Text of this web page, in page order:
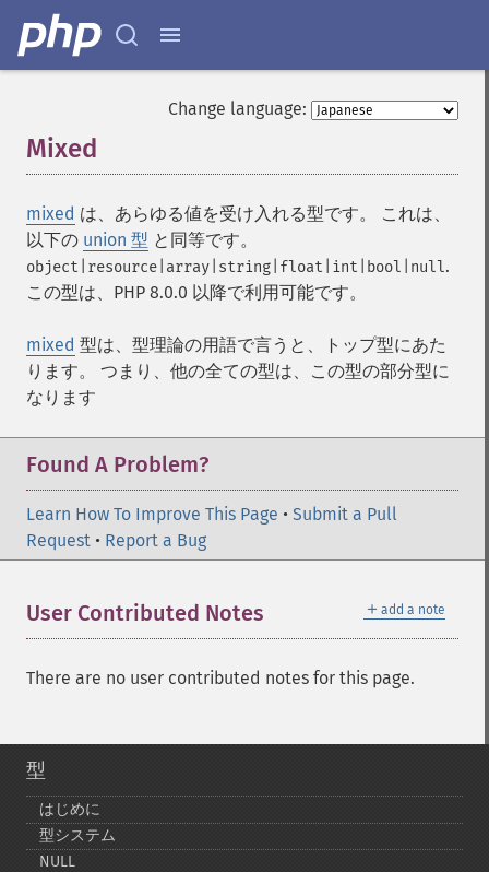
Change language:
Mixed
mixed は、あらゆる値を受け入れる型です。 これは、
以下の union 型 と同等です。
object|resource|array|string|float|int|bool|null.
この型は、PHP 8.0.0 以降で利用可能です。
mixed 型は、型理論の用語で言うと、トップ型にあた
ります。 つまり、他の全ての型は、この型の部分型に
なります
Found A Problem?
Learn How To Improve This Page • Submit a Pull
Request • Report a Bug
＋ add a note
User Contributed Notes
There are no user contributed notes for this page.
型
はじめに
型システム
NULL